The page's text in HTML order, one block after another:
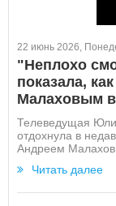
22 июнь 2026,
"Неплохо
показала,
Малаховым
Телеведущая
отдохнула в
Андреем
Читать далее